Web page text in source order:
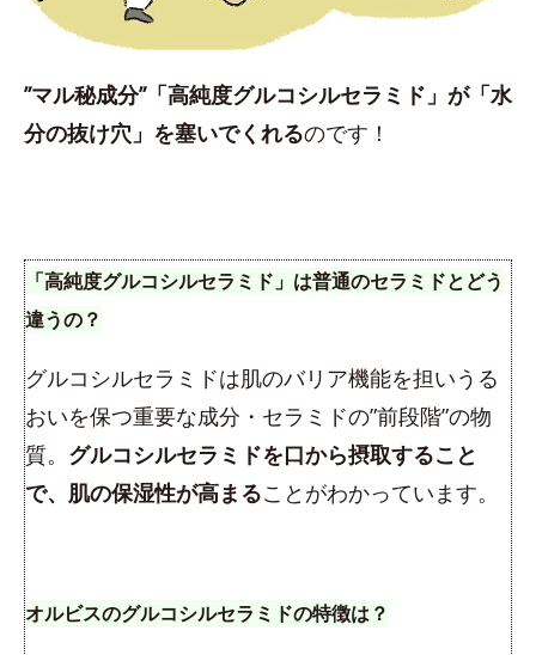
”マル秘成分”「高純度グルコシルセラミド」が「水
分の抜け穴」を塞いでくれるのです！
「高純度グルコシルセラミド」は普通のセラミドとどう
違うの？
グルコシルセラミドは肌のバリア機能を担いうる
おいを保つ重要な成分・セラミドの”前段階”の物
質。 グルコシルセラミドを口から摂取すること
で、肌の保湿性が高まることがわかっています。
オルビスのグルコシルセラミドの特徴は？